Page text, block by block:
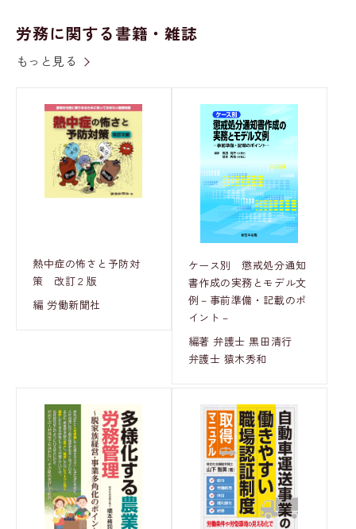
労務に関する書籍・雑誌
もっと見る
熱中症の怖さと予防対
策 改訂２版
編 労働新聞社
ケース別 懲戒処分通知
書作成の実務とモデル文
例－事前準備・記載のポ
イント－
編著 弁護士 黒田清行
弁護士 猿木秀和